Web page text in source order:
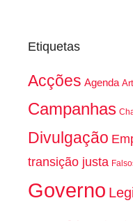
Etiquetas
Acções Agenda
Campanhas
Divulgação
transição justa
Governo